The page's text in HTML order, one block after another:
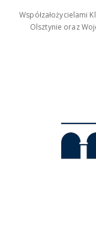
Współzałożycielami
Olsztynie oraz